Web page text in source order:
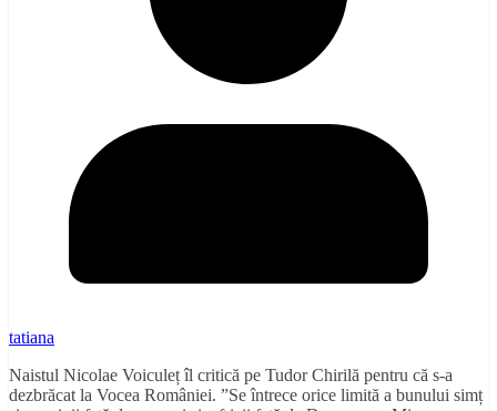
tatiana
Naistul Nicolae Voiculeț îl critică pe Tudor Chirilă pentru că s-a
dezbrăcat la Vocea României. ”Se întrece orice limită a bunului simț